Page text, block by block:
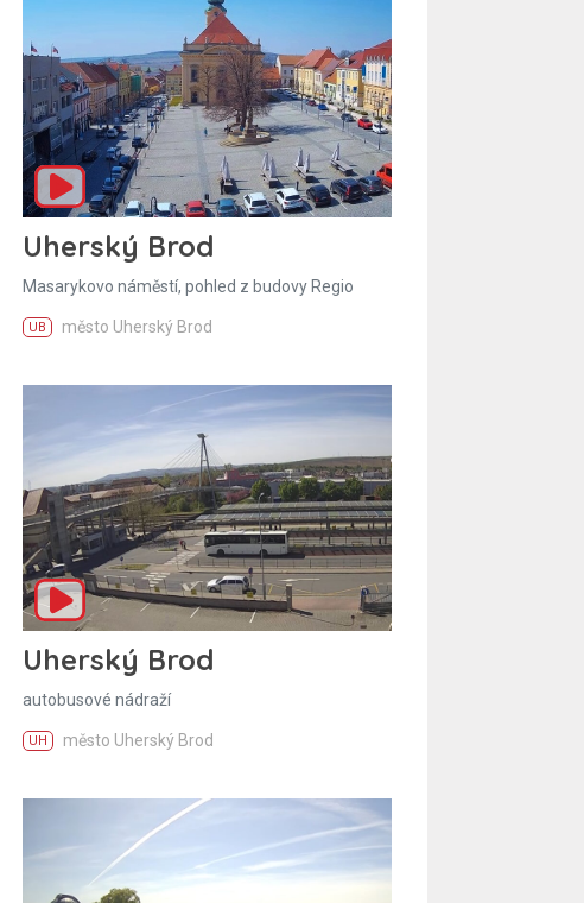
Uherský Brod
Masarykovo náměstí, pohled z budovy Regio
UB město Uherský Brod
Uherský Brod
autobusové nádraží
UH město Uherský Brod